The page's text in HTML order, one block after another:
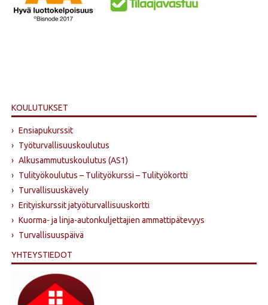
KOULUTUKSET
› Ensiapukurssit
› Työturvallisuuskoulutus
› Alkusammutus­koulutus (AS1)
› Tulityökoulutus – Tulityökurssi – Tulityökortti
› Turvallisuuskävely
› Erityiskurssit jatyöturvallisuuskortti
› Kuorma- ja linja-autonkuljettajien ammattipätevyys
› Turvallisuuspäivä
YHTEYSTIEDOT